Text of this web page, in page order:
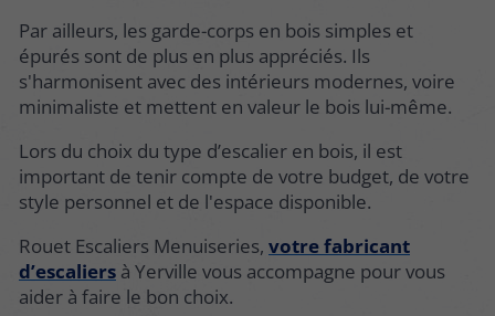
Par ailleurs, les garde-corps en bois simples et
épurés sont de plus en plus appréciés. Ils
s'harmonisent avec des intérieurs modernes, voire
minimaliste et mettent en valeur le bois lui-même.
Lors du choix du type d’escalier en bois, il est
important de tenir compte de votre budget, de votre
style personnel et de l'espace disponible.
Rouet Escaliers Menuiseries, votre fabricant
d’escaliers à Yerville vous accompagne pour vous
aider à faire le bon choix.